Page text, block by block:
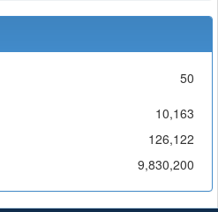
50
10,163
126,122
9,830,200